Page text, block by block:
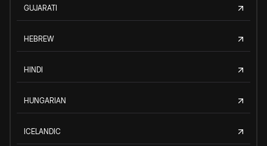
GUJARATI
HEBREW
HINDI
HUNGARIAN
ICELANDIC